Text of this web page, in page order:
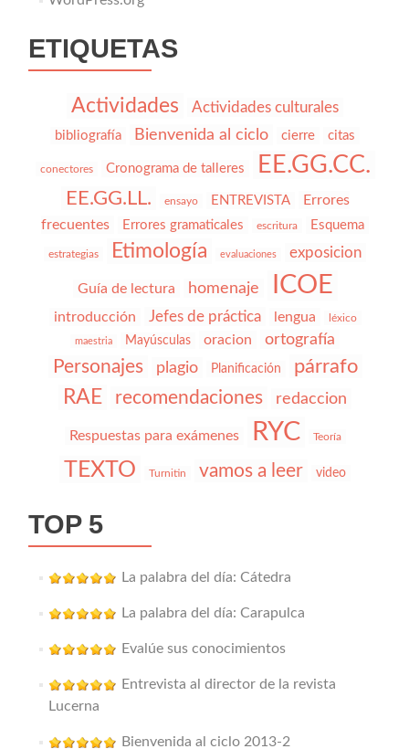
ETIQUETAS
Actividades Actividades culturales
bibliografía Bienvenida al ciclo cierre citas
conectores Cronograma de talleres EE.GG.CC.
EE.GG.LL. ensayo ENTREVISTA
Errores
frecuentes
Errores gramaticales escritura Esquema
estrategias Etimología evaluaciones exposicion
Guía de lectura homenaje ICOE
introducción Jefes de práctica lengua léxico
maestria Mayúsculas oracion ortografía
Personajes plagio Planificación párrafo
RAE recomendaciones redaccion
Respuestas para exámenes RYC Teoría
TEXTO Turnitin vamos a leer video
TOP 5
La palabra del día: Cátedra
La palabra del día: Carapulca
Evalúe sus conocimientos
Entrevista al director de la revista
Lucerna
Bienvenida al ciclo 2013-2